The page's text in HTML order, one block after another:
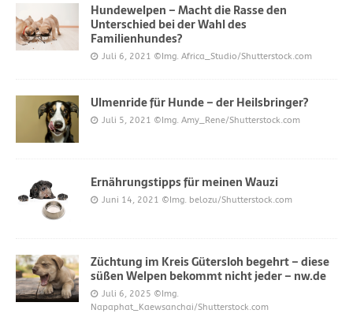
Hundewelpen – Macht die Rasse den
Unterschied bei der Wahl des
Familienhundes?
Juli 6, 2021 ©Img. Africa_Studio/Shutterstock.com
Ulmenride für Hunde – der Heilsbringer?
Juli 5, 2021 ©Img. Amy_Rene/Shutterstock.com
Ernährungstipps für meinen Wauzi
Juni 14, 2021 ©Img. belozu/Shutterstock.com
Züchtung im Kreis Gütersloh begehrt – diese
süßen Welpen bekommt nicht jeder – nw.de
Juli 6, 2025 ©Img.
Napaphat_Kaewsanchai/Shutterstock.com